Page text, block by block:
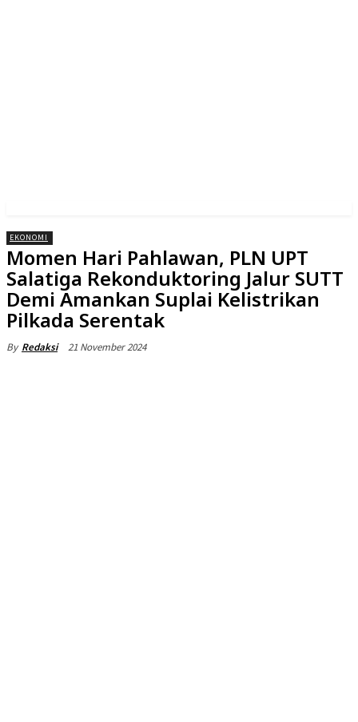
EKONOMI
Momen Hari Pahlawan, PLN UPT
Salatiga Rekonduktoring Jalur SUTT
Demi Amankan Suplai Kelistrikan
Pilkada Serentak
By Redaksi 21 November 2024